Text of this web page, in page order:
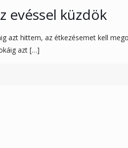
evéssel küzdök
azt hittem, az étkezésemet kell
azt[…]